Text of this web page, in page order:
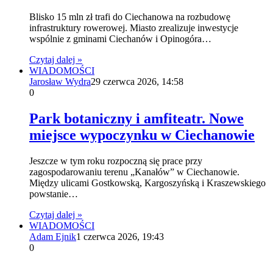
Blisko 15 mln zł trafi do Ciechanowa na rozbudowę
infrastruktury rowerowej. Miasto zrealizuje inwestycje
wspólnie z gminami Ciechanów i Opinogóra…
Czytaj dalej »
WIADOMOŚCI
Jarosław Wydra29 czerwca 2026, 14:58
0
Park botaniczny i amfiteatr. Nowe
miejsce wypoczynku w Ciechanowie
Jeszcze w tym roku rozpoczną się prace przy
zagospodarowaniu terenu „Kanałów” w Ciechanowie.
Między ulicami Gostkowską, Kargoszyńską i Kraszewskiego
powstanie…
Czytaj dalej »
WIADOMOŚCI
Adam Ejnik1 czerwca 2026, 19:43
0